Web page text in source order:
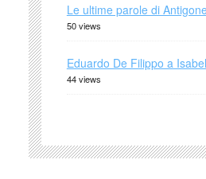
Le ultime parole di Antigone
50 views
Eduardo De Filippo a
44 views